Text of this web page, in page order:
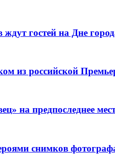
гостей на Дне
из российской
на предпоследнее
снимков